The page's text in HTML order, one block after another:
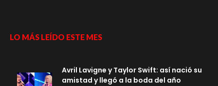
LO MÁS LEÍDO ESTE MES
Avril Lavigne y Taylor Swift: así nació su
amistad y llegó a la boda del año